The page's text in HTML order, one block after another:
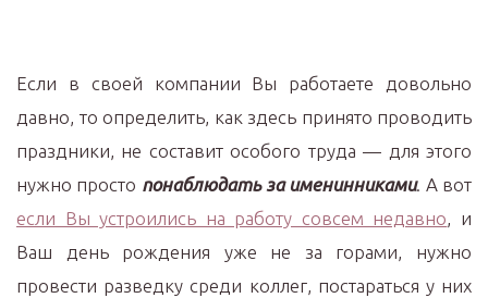
Если в своей компании Вы работаете довольно
давно, то определить, как здесь принято проводить
праздники, не составит особого труда — для этого
нужно просто понаблюдать за именинниками. А вот
если Вы устроились на работу совсем недавно, и
Ваш день рождения уже не за горами, нужно
провести разведку среди коллег, постараться у них